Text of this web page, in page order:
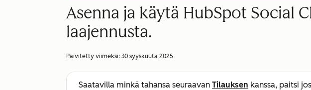
Asenna ja käytä HubSpot Social
laajennusta.
Päivitetty viimeksi: 30 syyskuuta 2025
Saatavilla minkä tahansa seuraavan Tilauksen kanssa, paitsi